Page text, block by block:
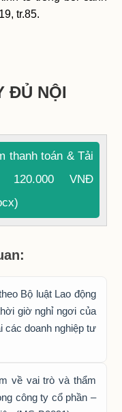
tr.85.
ĐỦ NỘI
thanh toán & Tải
120.000 VNĐ
Bộ luật Lao động
giờ nghỉ ngơi của
các doanh nghiệp tư
về vai trò và thẩm
công ty cổ phần –